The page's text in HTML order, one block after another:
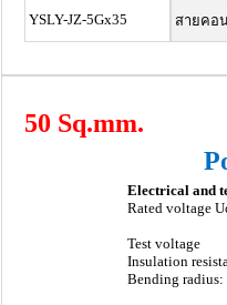
YSLY-JZ-5Gx35 สายคอน
50 Sq.mm.
Electrical and
Rated voltage
Test voltage
Insulation
Bending radius: